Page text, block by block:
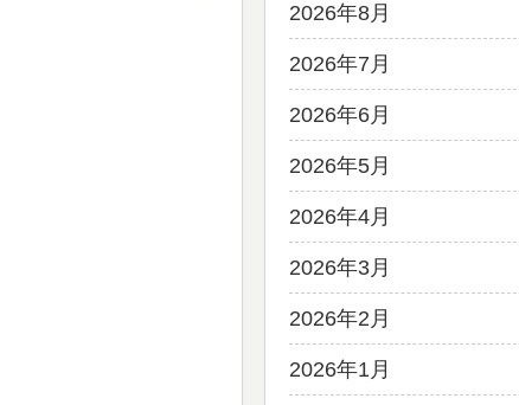
2026年8月
2026年7月
2026年6月
2026年5月
2026年4月
2026年3月
2026年2月
2026年1月